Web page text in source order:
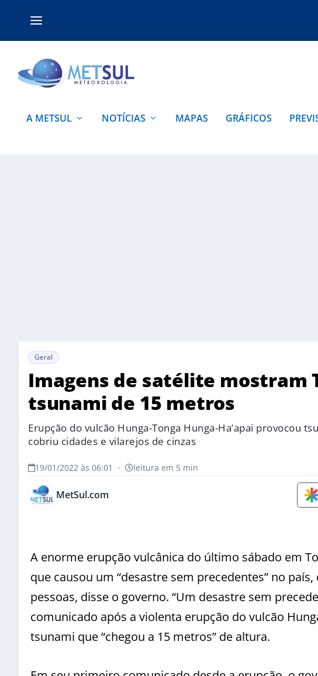
A METSUL NOTÍCIAS MAPAS GRÁFICOS
Geral
Imagens de satélite mostram
tsunami de 15 metros
Erupção do vulcão Hunga-Tonga Hunga-Ha’apai provocou
cobriu cidades e vilarejos de cinzas
19/01/2022 às 06:01 • leitura em 5 min
MetSul.com
A enorme erupção vulcânica do último sábado em
que causou um “desastre sem precedentes” no
pessoas, disse o governo. “Um desastre sem
comunicado após a violenta erupção do vulcão
tsunami que “chegou a 15 metros” de altura.